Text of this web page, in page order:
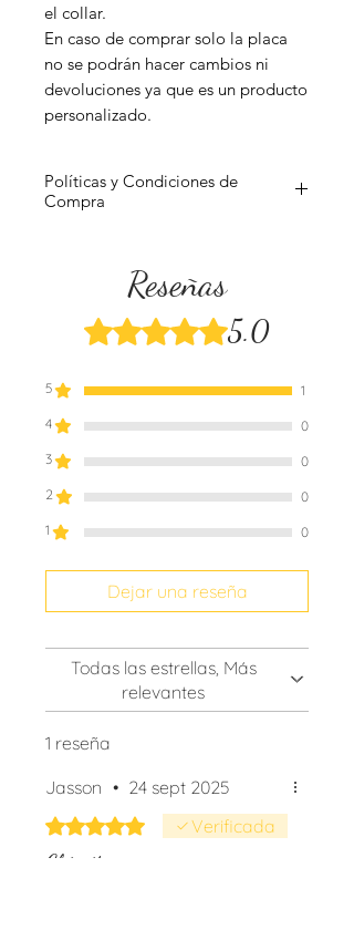
el collar.
En caso de comprar solo la placa
no se podrán hacer cambios ni
devoluciones ya que es un producto
personalizado.
Políticas y Condiciones de
Compra
Reseñas
Obtuvo 5 de 5 estrellas.
5.0
5
1
4
0
3
0
2
0
1
0
Dejar una reseña
Todas las estrellas, Más
relevantes
1 reseña
Jasson • 24 sept 2025
Obtuvo 5 de 5 estrellas.Verificada
Chispita